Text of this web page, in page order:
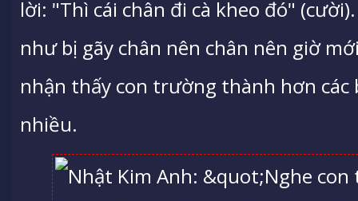
lời: "Thì cái chân đi cà kheo đó"
như bị gãy chân nên chân nên giờ
nhận thấy con trường thành hơn
nhiều.